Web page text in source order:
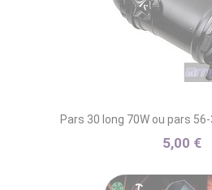
Pars 30 long 70W ou pars
5,00 €